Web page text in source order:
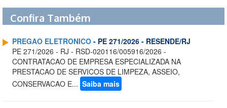
Confira Também
PREGAO ELETRONICO - PE 271/2026 - RESENDE/RJ
PE 271/2026 - RJ - RSD-020116/005916/2026 -
CONTRATACAO DE EMPRESA ESPECIALIZADA NA
PRESTACAO DE SERVICOS DE LIMPEZA, ASSEIO,
CONSERVACAO E... Saiba mais